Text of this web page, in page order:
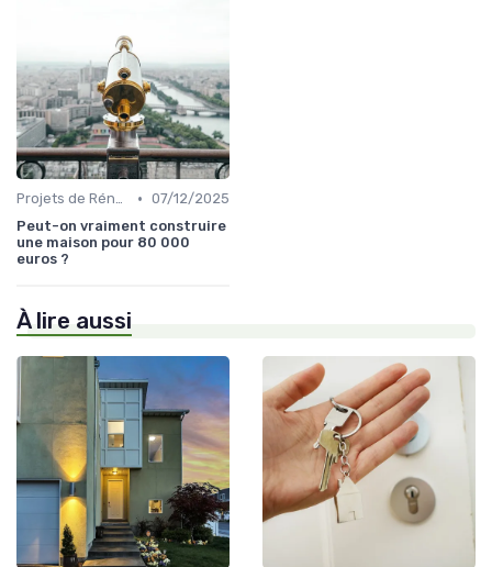
Projets de Rénovation • 07/12/2025
Peut-on vraiment construire
une maison pour 80 000
euros ?
À lire aussi